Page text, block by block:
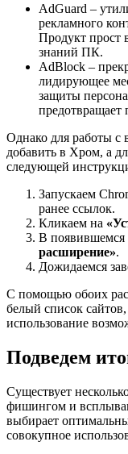
AdGuard –
рекламного
Продукт прост
знаний ПК.
AdBlock –
лидирующее
защиты
Однако для работы
добавить в Хром, а
следующей
Запускаем
ранее ссылок.
Кликаем на
В
расширение».
Дожидаемся
С помощью обоих
белый список
использование
Подведем
Существует
фишингом и
выбирает
совокупное